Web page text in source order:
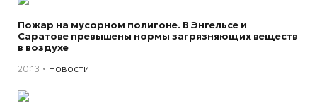
Пожар на мусорном полигоне. В Энгельсе и
Саратове превышены нормы загрязняющих веществ
в воздухе
20:13 Новости